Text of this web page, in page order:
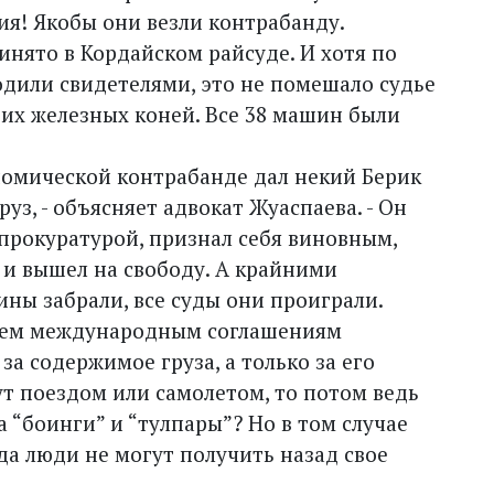
Якобы они везли контрабанду.
в Кордайском райсуде. И хотя по
свидетелями, это не помешало судье
железных коней. Все 38 машин были
контрабанде дал некий Берик
- объясняет адвокат Жуаспаева. - Он
признал себя виновным,
вышел на свободу. А крайними
забрали, все суды они проиграли.
международным соглашениям
содержимое груза, а только за его
поездом или самолетом, то потом ведь
и “тулпары”? Но в том случае
люди не могут получить назад свое